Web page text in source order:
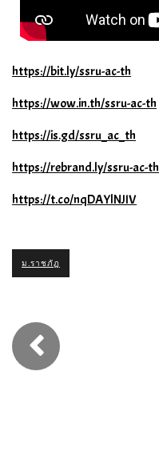
https://bit.ly/ssru-ac-th
https://wow.in.th/ssru-ac-th
https://is.gd/ssru_ac_th
https://rebrand.ly/ssru-ac-th
https://t.co/nqDAYlNJIV
ม.ราชภัฏ